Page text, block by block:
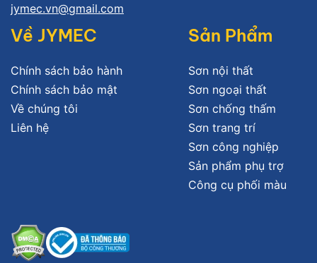
jymec.vn@gmail.com
Về JYMEC
Chính sách bảo hành
Chính sách bảo mật
Về chúng tôi
Liên hệ
Sản Phẩm
Sơn nội thất
Sơn ngoại thất
Sơn chống thấm
Sơn trang trí
Sơn công nghiệp
Sản phẩm phụ trợ
Công cụ phối màu